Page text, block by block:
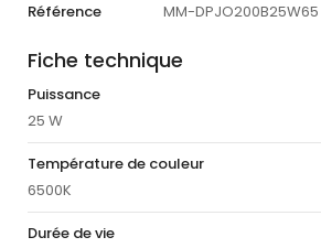
Référence
MM-DPJO200B25W65
Fiche technique
Puissance
25 W
Température de couleur
6500K
Durée de vie